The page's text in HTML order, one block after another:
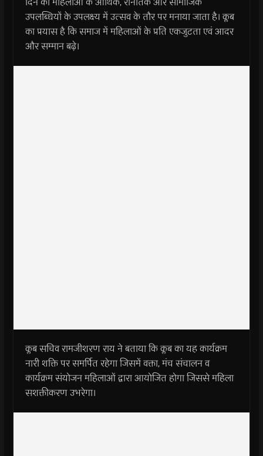
उपलब्धियों के उपलक्ष्य में उत्सव के तौर पर मनाया जाता है। क्लब
का प्रयास है कि समाज में महिलाओं के प्रति एकजुटता एवं आदर
और सम्मान बढ़े।
क्लब सचिव रामजीशरण राय ने बताया कि क्लब का यह कार्यक्रम
नारी शक्ति पर समर्पित रहेगा जिसमें वक्ता, मंच संचालन व
कार्यक्रम संयोजन महिलाओं द्वारा आयोजित होगा जिससे महिला
सशक्तीकरण उभरेगा।